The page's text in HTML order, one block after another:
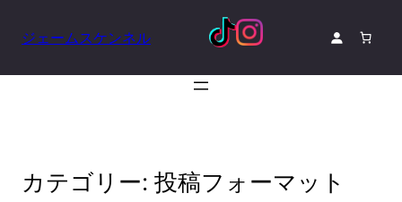
ジェームスケンネル
カテゴリー: 投稿フォーマット